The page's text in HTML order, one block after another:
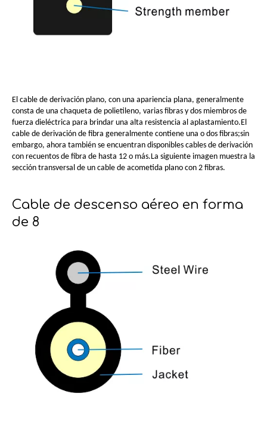
El cable de derivación plano, con una apariencia plana, generalmente
consta de una chaqueta de polietileno, varias fibras y dos miembros de
fuerza dieléctrica para brindar una alta resistencia al aplastamiento.El
cable de derivación de fibra generalmente contiene una o dos fibras;sin
embargo, ahora también se encuentran disponibles cables de derivación
con recuentos de fibra de hasta 12 o más.La siguiente imagen muestra la
sección transversal de un cable de acometida plano con 2 fibras.
Cable de descenso aéreo en forma
de 8